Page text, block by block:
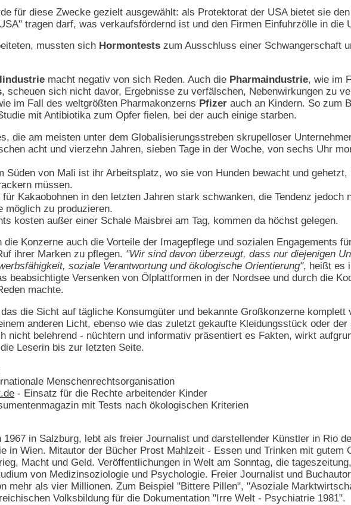
für diese Zwecke gezielt ausgewählt: als Protektorat der USA bietet sie
tragen darf, was verkaufsfördernd ist und den Firmen Einfuhrzölle in die
mussten sich Hormontests zum Ausschluss einer Schwangerschaft
macht negativ von sich Reden. Auch die Pharmaindustrie, wie im
, scheuen sich nicht davor, Ergebnisse zu verfälschen, Nebenwirkungen zu
im Fall des weltgrößten Pharmakonzerns Pfizer auch an Kindern. So zum
mit Antibiotika zum Opfer fielen, bei der auch einige starben.
die am meisten unter dem Globalisierungsstreben skrupelloser
acht und vierzehn Jahren, sieben Tage in der Woche, von sechs Uhr
Süden von Mali ist ihr Arbeitsplatz, wo sie von Hunden bewacht und
müssen.
Kakaobohnen in den letzten Jahren stark schwanken, die Tendenz jedoch
möglich zu produzieren.
kosten außer einer Schale Maisbrei am Tag, kommen da höchst gelegen.
die Konzerne auch die Vorteile der Imagepflege und sozialen Engagements
ihrer Marken zu pflegen. "Wir sind davon überzeugt, dass nur diejenigen
soziale Verantwortung und ökologische Orientierung", heißt es
beabsichtigte Versenken von Ölplattformen in der Nordsee und durch die
machte.
die Sicht auf tägliche Konsumgüter und bekannte Großkonzerne
anderen Licht, ebenso wie das zuletzt gekaufte Kleidungsstück oder
nicht belehrend - nüchtern und informativ präsentiert es Fakten, wirkt
Leserin bis zur letzten Seite.
Menschenrechtsorganisation
- Einsatz für die Rechte arbeitender Kinder
mit Tests nach ökologischen Kriterien
1967 in Salzburg, lebt als freier Journalist und darstellender Künstler in Rio
in Wien. Mitautor der Bücher Prost Mahlzeit - Essen und Trinken mit gutem
Macht und Geld. Veröffentlichungen in Welt am Sonntag, die
von Medizinsoziologie und Psychologie. Freier Journalist und
mehr als vier Millionen. Zum Beispiel "Bittere Pillen", "Asoziale
Volksbildung für die Dokumentation "Irre Welt - Psychiatrie 1981".